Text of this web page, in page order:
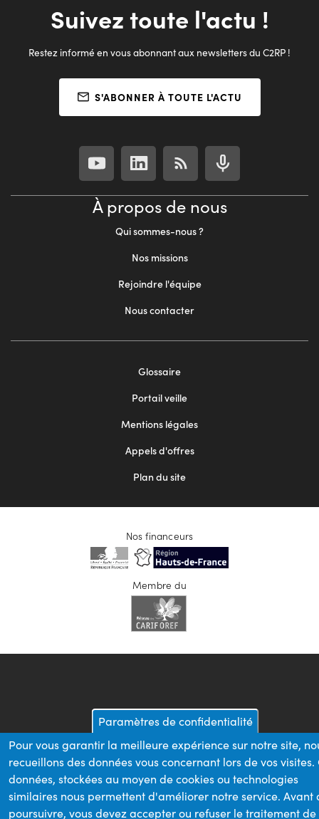
Suivez toute l'actu !
Restez informé en vous abonnant aux newsletters du C2RP !
S'ABONNER À TOUTE L'ACTU
À propos de nous
Qui sommes-nous ?
Nos missions
Rejoindre l'équipe
Nous contacter
Glossaire
Portail veille
Mentions légales
Appels d'offres
Plan du site
Nos financeurs
Membre du
Paramètres de confidentialité
Pour vous garantir la meilleure expérience sur notre site,
recueillons des données vous concernant lors de vos visites.
données, stockées au moyen de cookies ou technologies
similaires nous permettent d'améliorer notre service. Avant
poursuivre, vous devez accepter ou refuser le traitement de